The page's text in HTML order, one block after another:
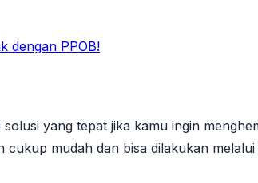
dengan PPOB!
yang tepat jika kamu ingin
mudah dan bisa dilakukan